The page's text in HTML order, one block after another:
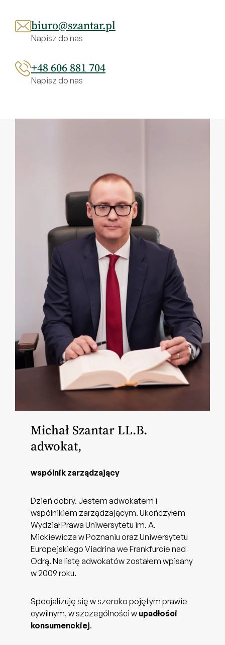
.
biuro@szantar.pl
Napisz do nas
+48 606 881 704
Napisz do nas
Michał Szantar LL.B.
adwokat,
wspólnik zarządzający
Dzień dobry. Jestem adwokatem i
wspólnikiem zarządzającym. Ukończyłem
Wydział Prawa Uniwersytetu im. A.
Mickiewicza w Poznaniu oraz Uniwersytetu
Europejskiego Viadrina we Frankfurcie nad
Odrą. Na listę adwokatów zostałem wpisany
w 2009 roku.
Specjalizuję się w szeroko pojętym prawie
cywilnym, w szczególności w upadłości
konsumenckiej.